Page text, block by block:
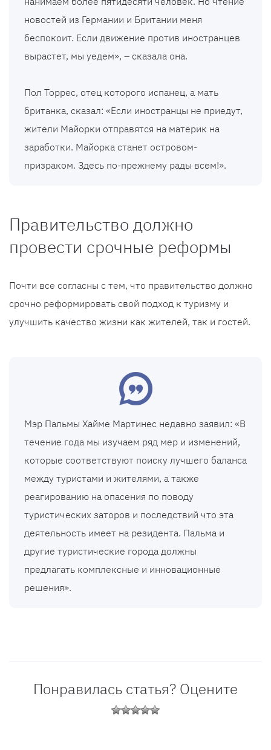
новостей из Германии и Британии меня
беспокоит. Если движение против иностранцев
вырастет, мы уедем», – сказала она.
Пол Торрес, отец которого испанец, а мать
британка, сказал: «Если иностранцы не приедут,
жители Майорки отправятся на материк на
заработки. Майорка станет островом-
призраком. Здесь по-прежнему рады всем!».
Правительство должно
провести срочные реформы
Почти все согласны с тем, что правительство должно
срочно реформировать свой подход к туризму и
улучшить качество жизни как жителей, так и гостей.
Мэр Пальмы Хайме Мартинес недавно заявил: «В
течение года мы изучаем ряд мер и изменений,
которые соответствуют поиску лучшего баланса
между туристами и жителями, а также
реагированию на опасения по поводу
туристических заторов и последствий что эта
деятельность имеет на резидента. Пальма и
другие туристические города должны
предлагать комплексные и инновационные
решения».
Понравилась статья? Оцените